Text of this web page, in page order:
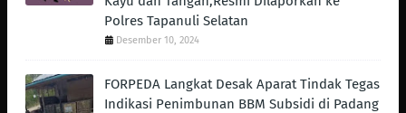
Polres Tapanuli Selatan
Desember 10, 2024
FORPEDA Langkat Desak Aparat Tindak Tegas
Indikasi Penimbunan BBM Subsidi di Padang